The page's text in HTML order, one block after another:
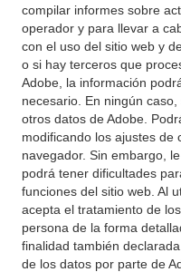
compilar informes sobre
operador y para llevar a
con el uso del sitio web y
o si hay terceros que
Adobe, la información
necesario. En ningún
otros datos de Adobe.
modificando los ajustes de
navegador. Sin embargo,
podrá tener dificultades
funciones del sitio web. Al
acepta el tratamiento de
persona de la forma
finalidad también
de los datos por parte de